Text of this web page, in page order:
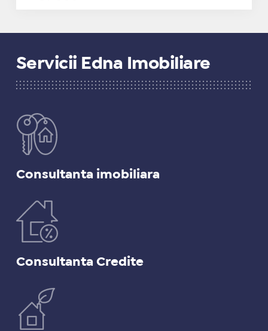
Servicii Edna Imobiliare
Consultanta imobiliara
Consultanta Credite